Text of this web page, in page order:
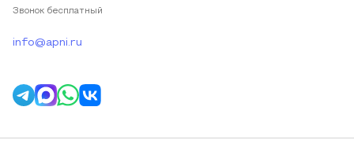
Звонок бесплатный
info@apni.ru